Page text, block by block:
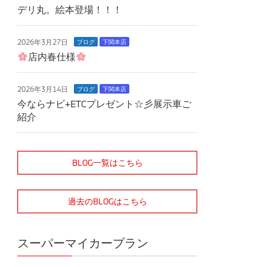
デリ丸。絵本登場！！！
2026年3月27日 ブログ 下関本店
店内春仕様
2026年3月14日 ブログ 下関本店
今ならナビ+ETCプレゼント☆彡展示車ご
紹介
BLOG一覧はこちら
過去のBLOGはこちら
スーパーマイカープラン